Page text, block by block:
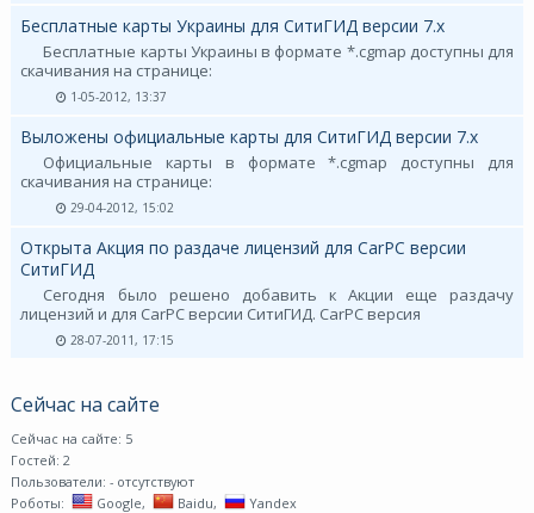
Бесплатные карты Украины для СитиГИД версии 7.х
Бесплатные карты Украины в формате *.cgmap доступны для
скачивания на странице:
1-05-2012, 13:37
Выложены официальные карты для СитиГИД версии 7.х
Официальные карты в формате *.cgmap доступны для
скачивания на странице:
29-04-2012, 15:02
Открыта Акция по раздаче лицензий для CarPC версии
СитиГИД
Сегодня было решено добавить к Акции еще раздачу
лицензий и для CarPC версии СитиГИД. CarPC версия
28-07-2011, 17:15
Сейчас на сайте
Сейчас на сайте: 5
Гостей: 2
Пользователи: - отсутствуют
Роботы:
Google, Baidu,
Yandex